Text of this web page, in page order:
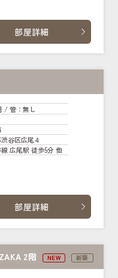
部屋詳細
/ 管：無し
谷区広尾４
線 広尾駅 徒歩5分 他
部屋詳細
2階 NEW 新築